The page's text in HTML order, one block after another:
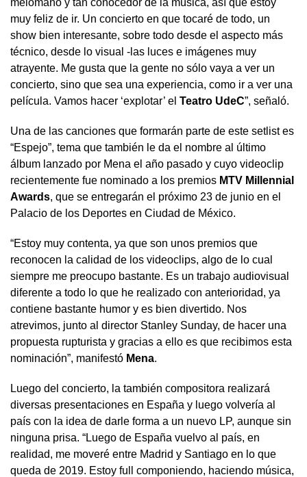
muy feliz de ir. Un concierto en que tocaré de todo, un
show bien interesante, sobre todo desde el aspecto más
técnico, desde lo visual -las luces e imágenes muy
atrayente. Me gusta que la gente no sólo vaya a ver un
concierto, sino que sea una experiencia, como ir a ver una
película. Vamos hacer ‘explotar’ el Teatro UdeC”, señaló.
Una de las canciones que formarán parte de este setlist es
“Espejo”, tema que también le da el nombre al último
álbum lanzado por Mena el año pasado y cuyo videoclip
recientemente fue nominado a los premios MTV Millennial
Awards, que se entregarán el próximo 23 de junio en el
Palacio de los Deportes en Ciudad de México.
“Estoy muy contenta, ya que son unos premios que
reconocen la calidad de los videoclips, algo de lo cual
siempre me preocupo bastante. Es un trabajo audiovisual
diferente a todo lo que he realizado con anterioridad, ya
contiene bastante humor y es bien divertido. Nos
atrevimos, junto al director Stanley Sunday, de hacer una
propuesta rupturista y gracias a ello es que recibimos esta
nominación”, manifestó Mena.
Luego del concierto, la también compositora realizará
diversas presentaciones en España y luego volvería al
país con la idea de darle forma a un nuevo LP, aunque sin
ninguna prisa. “Luego de España vuelvo al país, en
realidad, me moveré entre Madrid y Santiago en lo que
queda de 2019. Estoy full componiendo, haciendo música,